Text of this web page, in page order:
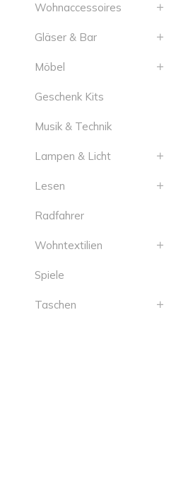
Wohnaccessoires
Gläser & Bar
Möbel
Geschenk Kits
Musik & Technik
Lampen & Licht
Lesen
Radfahrer
Wohntextilien
Spiele
Taschen